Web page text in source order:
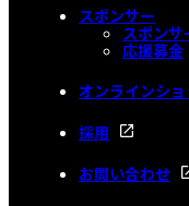
スポンサー
スポンサ
応援募金
オンラインシ
採用
お問い合わせ